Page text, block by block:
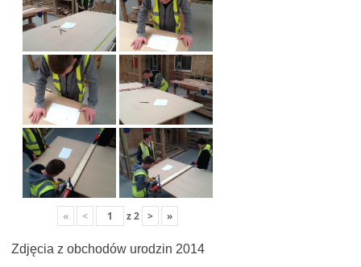
« < z2 > »
Zdjęcia z obchodów urodzin 2014